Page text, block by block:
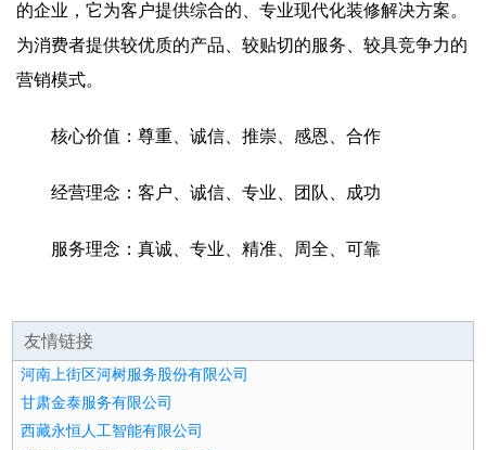
的企业，它为客户提供综合的、专业现代化装修解决方案。
为消费者提供较优质的产品、较贴切的服务、较具竞争力的
营销模式。
核心价值：尊重、诚信、推崇、感恩、合作
经营理念：客户、诚信、专业、团队、成功
服务理念：真诚、专业、精准、周全、可靠
友情链接
河南上街区河树服务股份有限公司
甘肃金泰服务有限公司
西藏永恒人工智能有限公司